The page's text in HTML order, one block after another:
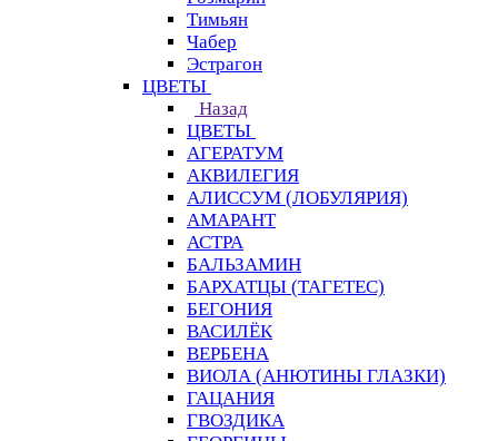
Тимьян
Чабер
Эстрагон
ЦВЕТЫ
Назад
ЦВЕТЫ
АГЕРАТУМ
АКВИЛЕГИЯ
АЛИССУМ (ЛОБУЛЯРИЯ)
АМАРАНТ
АСТРА
БАЛЬЗАМИН
БАРХАТЦЫ (ТАГЕТЕС)
БЕГОНИЯ
ВАСИЛЁК
ВЕРБЕНА
ВИОЛА (АНЮТИНЫ ГЛАЗКИ)
ГАЦАНИЯ
ГВОЗДИКА